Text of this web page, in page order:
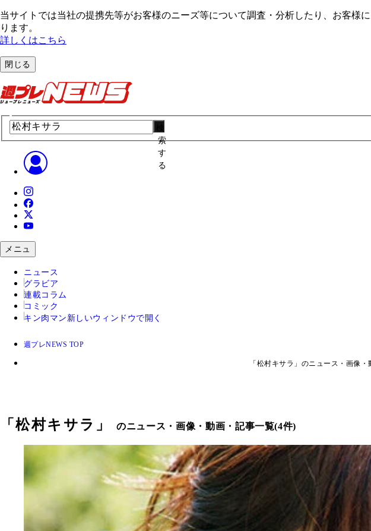
当サイトでは当社の提携先等がお客様のニーズ等について調査・分析したり、お客様
ります。
詳しくはこちら
閉じる
索
す
る
メニュ
ニュース
グラビア
連載コラム
コミック
キン肉マン 新しいウィンドウで開く
週プレNEWS TOP
「松村キサラ」のニュース・画像
「松村キサラ 」のニュース・画像・動画・記事一覧(4件)